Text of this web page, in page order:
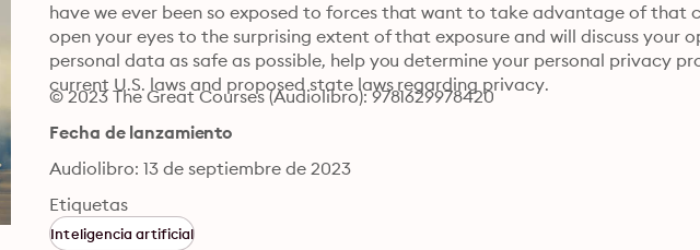
have we ever been so exposed to forces that want to take advantage of that
open your eyes to the surprising extent of that exposure and will discuss your
personal data as safe as possible, help you determine your personal privacy
current U.S. laws and proposed state laws regarding privacy.
© 2023 The Great Courses (Audiolibro): 9781629978420
Fecha de lanzamiento
Audiolibro: 13 de septiembre de 2023
Etiquetas
Inteligencia artificial